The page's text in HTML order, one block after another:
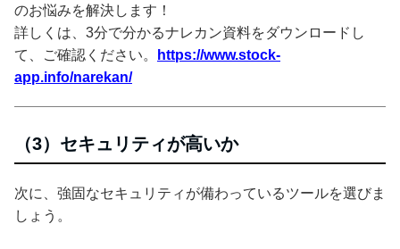
のお悩みを解決します！
詳しくは、3分で分かるナレカン資料をダウンロードし
て、ご確認ください。
https://www.stock-
app.info/narekan/
（3）セキュリティが高いか
次に、強固なセキュリティが備わっているツールを選びま
しょう。